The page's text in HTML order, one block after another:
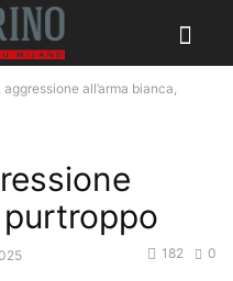
all’arma bianca,
purtroppo
0
182